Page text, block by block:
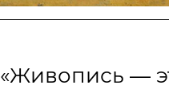
«Живопись —